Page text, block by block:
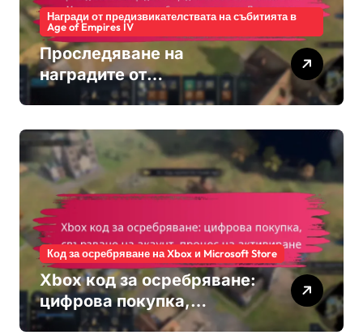
Награди от предизвикателствата на събитията в
Age of Empires IV
Проследяване на
наградите от
предизвикателството на
напредъка, Системи за
класиране, Процедури за
заявяване
Код за осребряване на Xbox и Microsoft Store
Xbox код за осребряване:
цифрова покупка,
свързване на акаунт,